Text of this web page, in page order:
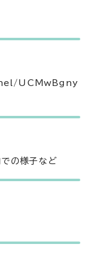
UCMwBgny
の様子など